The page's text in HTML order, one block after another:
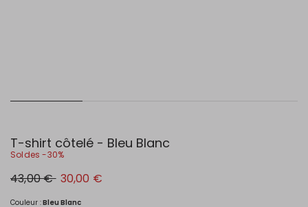
T-shirt côtelé - Bleu Blanc
Soldes -30%
Prix
original
€
43,00 € Nouveau
prix
€
30,00 €
Couleur :Bleu Blanc